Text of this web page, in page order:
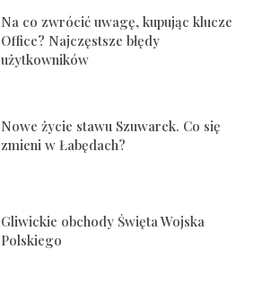
Na co zwrócić uwagę, kupując klucze
Office? Najczęstsze błędy
użytkowników
Nowe życie stawu Szuwarek. Co się
zmieni w Łabędach?
Gliwickie obchody Święta Wojska
Polskiego